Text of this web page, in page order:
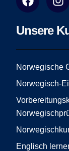
a
e
o
o
n
t
g
r
m
Unsere
Norwegische
Norwegisch-
Englisch